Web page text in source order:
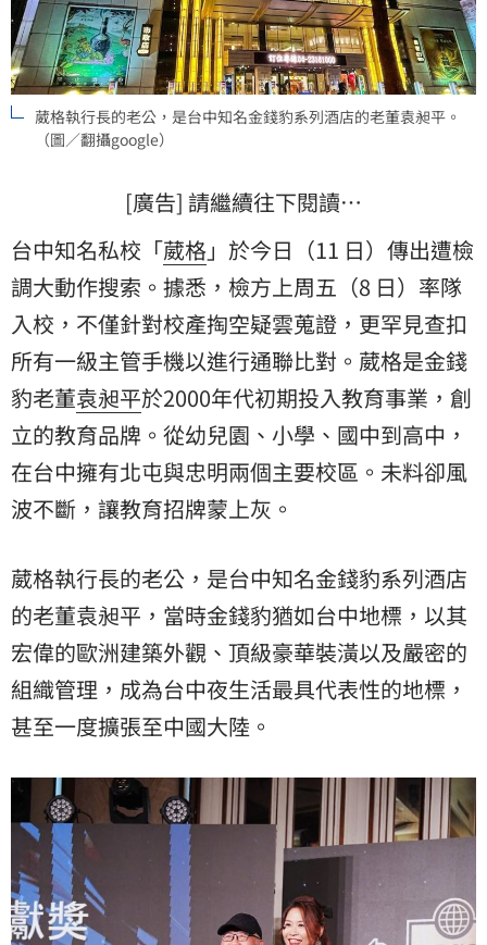
葳格執行長的老公，是台中知名金錢豹系列酒店的老董袁昶平。
（圖／翻攝google）
[廣告] 請繼續往下閱讀…
台中知名私校「葳格」於今日（11 日）傳出遭檢
調大動作搜索。據悉，檢方上周五（8 日）率隊
入校，不僅針對校產掏空疑雲蒐證，更罕見查扣
所有一級主管手機以進行通聯比對。葳格是金錢
豹老董袁昶平於2000年代初期投入教育事業，創
立的教育品牌。從幼兒園、小學、國中到高中，
在台中擁有北屯與忠明兩個主要校區。未料卻風
波不斷，讓教育招牌蒙上灰。
葳格執行長的老公，是台中知名金錢豹系列酒店
的老董袁昶平，當時金錢豹猶如台中地標，以其
宏偉的歐洲建築外觀、頂級豪華裝潢以及嚴密的
組織管理，成為台中夜生活最具代表性的地標，
甚至一度擴張至中國大陸。